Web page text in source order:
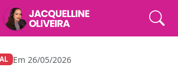
Em 26/05/2026